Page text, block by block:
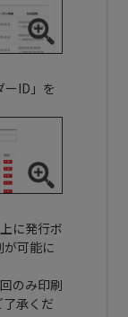
ーID」を
に発行ボ
が可能に
のみ印刷
承くだ